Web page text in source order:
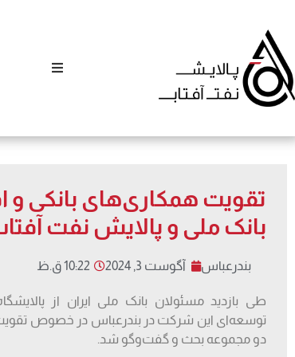
تقویت همکاری‌های بانکی و
بانک ملی و پالایش نفت
بندرعباس آگوست 3, 2024 10:22 ق.ظ
طی بازدید مسئولان بانک ملی ایران از
توسعه‌ای این شرکت در بندرعباس در خصوص
دو مجموعه بحث و گفت‌وگو شد.